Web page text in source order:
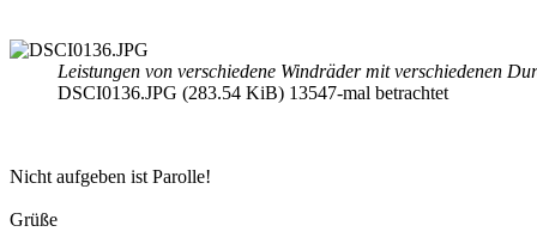
Leistungen von verschiedene Windräder mit verschiedenen
DSCI0136.JPG (283.54 KiB) 13547-mal betrachtet
Nicht aufgeben ist Parolle!
Grüße